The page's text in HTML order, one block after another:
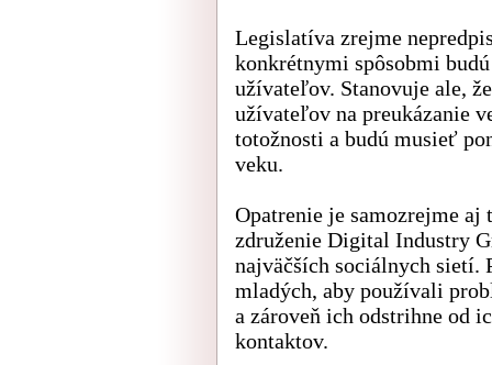
Legislatíva zrejme
konkrétnymi spôsobmi
užívateľov. Stanovuje ale,
užívateľov na preukázanie
totožnosti a budú musieť
veku.
Opatrenie je samozrejme
združenie Digital Industry
najväčších sociálnych sietí.
mladých, aby používali
a zároveň ich odstrihne od
kontaktov.